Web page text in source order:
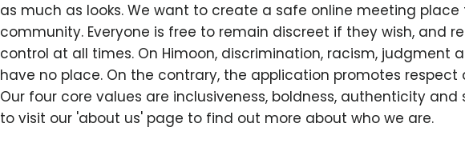
as much as looks. We want to create a safe online meeting place
community. Everyone is free to remain discreet if they wish, and
control at all times. On Himoon, discrimination, racism, judgment
have no place. On the contrary, the application promotes respect
Our four core values are inclusiveness, boldness, authenticity and
to visit our 'about us' page to find out more about who we are.